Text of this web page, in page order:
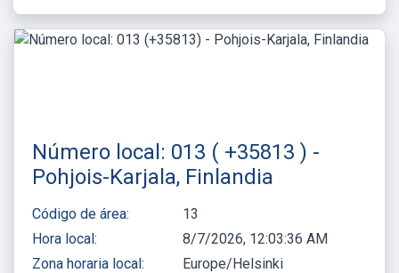
Número local: 013 ( +35813 ) -
Pohjois-Karjala, Finlandia
Código de área:
13
Hora local:
8/7/2026, 12:03:36 AM
Zona horaria local:
Europe/Helsinki